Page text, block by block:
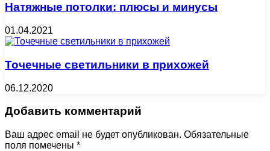
Натяжные потолки: плюсы и минусы
01.04.2021
Точечные светильники в прихожей
06.12.2020
Добавить комментарий
Ваш адрес email не будет опубликован. Обязательные
поля помечены *